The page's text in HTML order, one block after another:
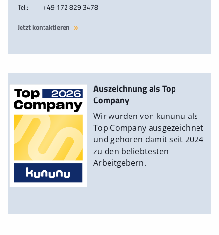
Tel.:
+49 172 829 3478
Jetzt kontaktieren
Auszeichnung als Top
Company
Wir wurden von kununu als
Top Company ausgezeichnet
und gehören damit seit 2024
zu den beliebtesten
Arbeitgebern.